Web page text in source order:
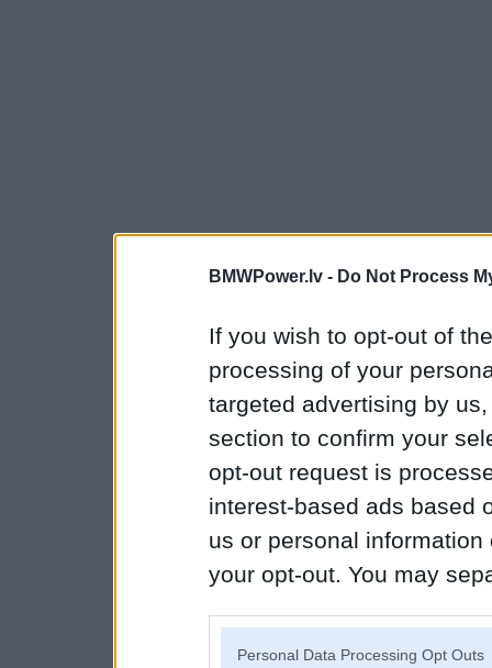
BMWPower.lv - Do Not Process
If you wish to opt-out of
processing of your
targeted advertising by
section to confirm your
opt-out request is
interest-based ads based
us or personal
your opt-out. You may
Personal Data Processing Opt Outs